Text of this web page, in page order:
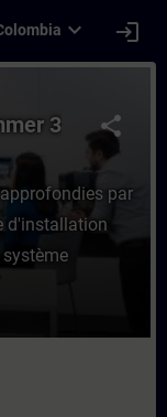
expand_more login
share
3
par
d'installation
système